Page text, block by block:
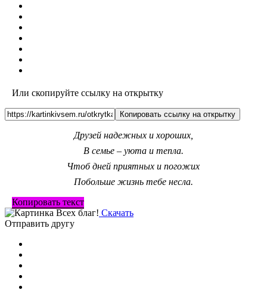
Или скопируйте ссылку на открытку
Копировать ссылку на открытку
Друзей надежных и хороших,
В семье – уюта и тепла.
Чтоб дней приятных и погожих
Побольше жизнь тебе несла.
Копировать текст
Скачать
Отправить другу